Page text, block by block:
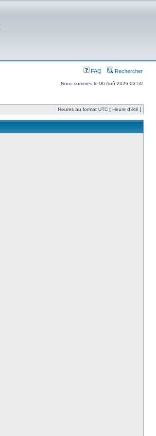
FAQ Rechercher
Nous sommes le 06 Aoû 2026 03:50
Heures au format UTC [ Heure d’été ]